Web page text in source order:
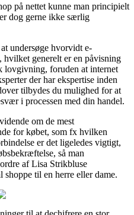
på nettet kunne man principielt
dog gerne ikke særlig
undersøge hvorvidt e-
generelt er en påvisning
lovgivning, foruden at internet
der har ekspertise inden
tilbydes du mulighed for at
i processen med din handel.
om de mest
for købet, som fx hvilken
er det ligeledes vigtigt,
så man
af Lisa Strikbluse
til en herre eller dame.